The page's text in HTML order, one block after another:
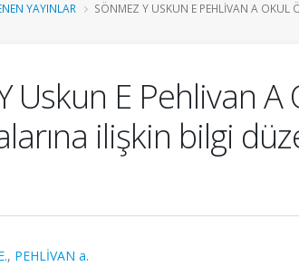
YAYINLAR SÖNMEZ Y USKUN E PEHLIVAN A OKUL
Uskun E Pehlivan
ilişkin bilgi
, PEHLİVAN a.